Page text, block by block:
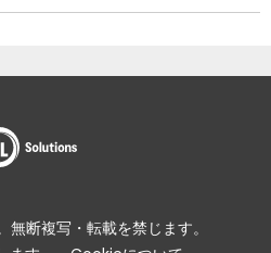
断複写・転載を禁じます。